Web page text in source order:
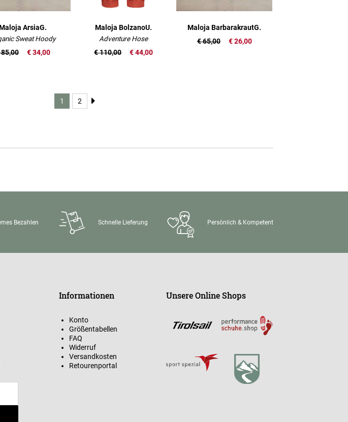
ArsiaG.
Sweat Hoody
€ 34,00
Maloja BolzanoU.
Adventure Hose
€ 44,00
€ 110,00
Maloja BarbarakrautG.
€ 26,00
€ 65,00
1 2
Bezahlen Schnelle Lieferung Persönlich & Kompetent
Informationen
Konto
Größentabellen
FAQ
Widerruf
Versandkosten
Retourenportal
Unsere Online Shops